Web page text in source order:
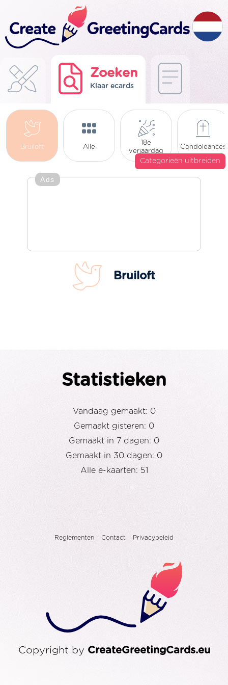
Zoeken
Klaar ecards
Bruiloft Alle
18e
verjaardag
Condoleances
Categorieën uitbreiden
Ads
Bruiloft
Statistieken
Vandaag gemaakt: 0
Gemaakt gisteren: 0
Gemaakt in 7 dagen: 0
Gemaakt in 30 dagen: 0
Alle e-kaarten: 51
Reglementen Contact Privacybeleid
Copyright by CreateGreetingCards.eu